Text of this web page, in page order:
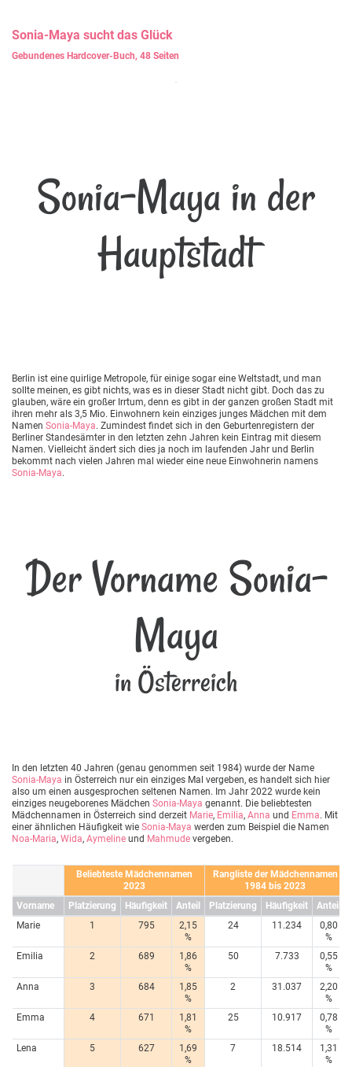
Sonia-Maya sucht das Glück
Gebundenes Hardcover-Buch, 48 Seiten
Sonia-Maya in der
Hauptstadt
Berlin ist eine quirlige Metropole, für einige sogar eine Weltstadt, und man
sollte meinen, es gibt nichts, was es in dieser Stadt nicht gibt. Doch das zu
glauben, wäre ein großer Irrtum, denn es gibt in der ganzen großen Stadt mit
ihren mehr als 3,5 Mio. Einwohnern kein einziges junges Mädchen mit dem
Namen Sonia-Maya. Zumindest findet sich in den Geburtenregistern der
Berliner Standesämter in den letzten zehn Jahren kein Eintrag mit diesem
Namen. Vielleicht ändert sich dies ja noch im laufenden Jahr und Berlin
bekommt nach vielen Jahren mal wieder eine neue Einwohnerin namens
Sonia-Maya.
Der Vorname Sonia-
Maya
in Österreich
In den letzten 40 Jahren (genau genommen seit 1984) wurde der Name
Sonia-Maya in Österreich nur ein einziges Mal vergeben, es handelt sich hier
also um einen ausgesprochen seltenen Namen. Im Jahr 2022 wurde kein
einziges neugeborenes Mädchen Sonia-Maya genannt. Die beliebtesten
Mädchennamen in Österreich sind derzeit Marie, Emilia, Anna und Emma. Mit
einer ähnlichen Häufigkeit wie Sonia-Maya werden zum Beispiel die Namen
Noa-Maria, Wida, Aymeline und Mahmude vergeben.
Beliebteste Mädchennamen
2023
Rangliste der Mädchennamen
1984 bis 2023
Vorname
Platzierung Häufigkeit Anteil Platzierung Häufigkeit
Anteil
Marie
1 795
2,15
%
24 11.234
0,80
%
Emilia
2 689
1,86
%
50 7.733
0,55
%
Anna
3 684
1,85
%
2 31.037
2,20
%
Emma
4 671
1,81
%
25 10.917
0,78
%
Lena
5 627
1,69
%
7 18.514
1,31
%